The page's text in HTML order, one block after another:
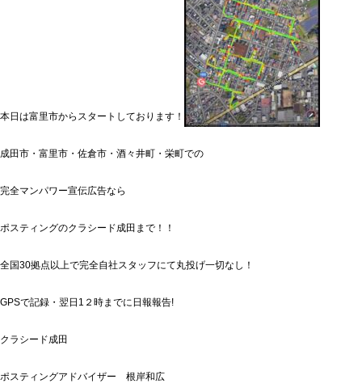
本日は富里市からスタートしております！
成田市・富里市・佐倉市・酒々井町・栄町での
完全マンパワー宣伝広告なら
ポスティングのクラシード成田まで！！
全国30拠点以上で完全自社スタッフにて丸投げ一切なし！
GPSで記録・翌日1２時までに日報報告!
クラシード成田
ポスティングアドバイザー 根岸和広